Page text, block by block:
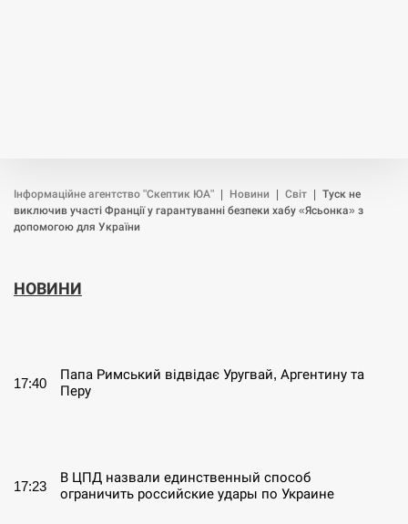
Інформаційне агентство "Скептик ЮА" Новини Світ
Туск не
виключив участі Франції у гарантуванні безпеки хабу «Ясьонка» з
допомогою для України
НОВИНИ
17:40
Папа Римський відвідає Уругвай, Аргентину та
Перу
17:23
В ЦПД назвали единственный способ
ограничить российские удары по Украине